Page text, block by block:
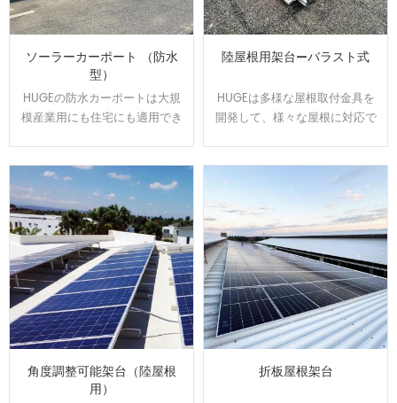
ソーラーカーポート （防水
型）
HUGEの防水カーポートは大規
模産業用にも住宅にも適用でき
になります。太陽光の発電力を
維持しながら、雨の日の水漏れ
に悩む事もなくなります。
陸屋根用架台—バラスト式
HUGEは多様な屋根取付金具を
開発して、様々な屋根に対応で
計、製造可能です。効率よく、
施工性に優れた架台です。
角度調整可能架台（陸屋根
用）
折板屋根架台